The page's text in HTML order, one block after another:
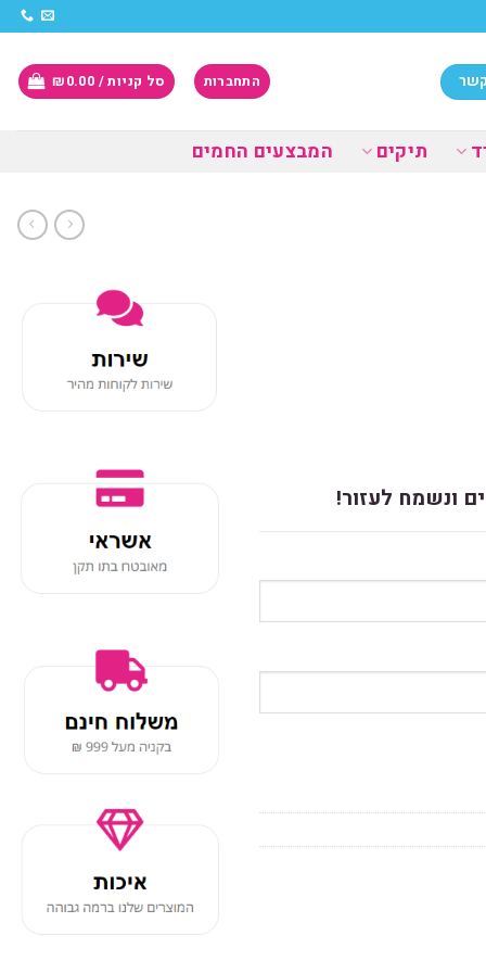
התחברות סל קניות / ₪0.00
תיקים המבצעים החמים
ונשמח לעזור!